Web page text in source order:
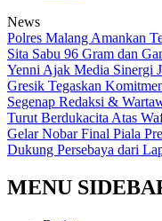
News
Polres Malang Amankan
Sita Sabu 96 Gram dan
Yenni Ajak Media Sinergi
Gresik Tegaskan
Segenap Redaksi &
Turut Berdukacita Atas
Gelar Nobar Final Piala
Dukung Persebaya dari
MENU